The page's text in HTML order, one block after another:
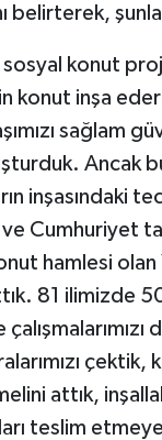
belirterek,
konut
konut inşa
sağlam
Ancak
inşasındaki
Cumhuriyet
hamlesi olan
81 ilimizde
çektik,
attık,
teslim